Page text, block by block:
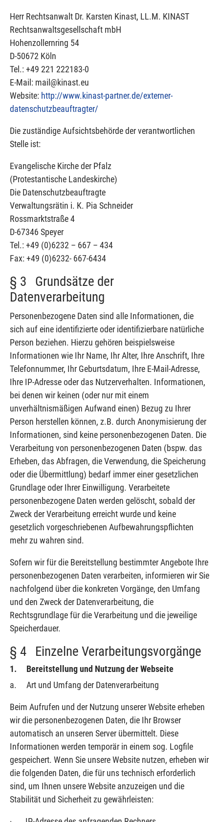
Herr Rechtsanwalt Dr. Karsten Kinast, LL.M. KINAST
Rechtsanwaltsgesellschaft mbH
Hohenzollernring 54
D-50672 Köln
Tel.: +49 221 222183-0
E-Mail: mail@kinast.eu
Website: http://www.kinast-partner.de/externer-
datenschutzbeauftragter/
Die zuständige Aufsichtsbehörde der verantwortlichen
Stelle ist:
Evangelische Kirche der Pfalz
(Protestantische Landeskirche)
Die Datenschutzbeauftragte
Verwaltungsrätin i. K. Pia Schneider
Rossmarktstraße 4
D-67346 Speyer
Tel.: +49 (0)6232 – 667 – 434
Fax: +49 (0)6232- 667-6434
§ 3 Grundsätze der
Datenverarbeitung
Personenbezogene Daten sind alle Informationen, die
sich auf eine identifizierte oder identifizierbare natürliche
Person beziehen. Hierzu gehören beispielsweise
Informationen wie Ihr Name, Ihr Alter, Ihre Anschrift, Ihre
Telefonnummer, Ihr Geburtsdatum, Ihre E-Mail-Adresse,
Ihre IP-Adresse oder das Nutzerverhalten. Informationen,
bei denen wir keinen (oder nur mit einem
unverhältnismäßigen Aufwand einen) Bezug zu Ihrer
Person herstellen können, z.B. durch Anonymisierung der
Informationen, sind keine personenbezogenen Daten. Die
Verarbeitung von personenbezogenen Daten (bspw. das
Erheben, das Abfragen, die Verwendung, die Speicherung
oder die Übermittlung) bedarf immer einer gesetzlichen
Grundlage oder Ihrer Einwilligung. Verarbeitete
personenbezogene Daten werden gelöscht, sobald der
Zweck der Verarbeitung erreicht wurde und keine
gesetzlich vorgeschriebenen Aufbewahrungspflichten
mehr zu wahren sind.
Sofern wir für die Bereitstellung bestimmter Angebote Ihre
personenbezogenen Daten verarbeiten, informieren wir Sie
nachfolgend über die konkreten Vorgänge, den Umfang
und den Zweck der Datenverarbeitung, die
Rechtsgrundlage für die Verarbeitung und die jeweilige
Speicherdauer.
§ 4 Einzelne Verarbeitungsvorgänge
1. Bereitstellung und Nutzung der Webseite
a. Art und Umfang der Datenverarbeitung
Beim Aufrufen und der Nutzung unserer Website erheben
wir die personenbezogenen Daten, die Ihr Browser
automatisch an unseren Server übermittelt. Diese
Informationen werden temporär in einem sog. Logfile
gespeichert. Wenn Sie unsere Website nutzen, erheben wir
die folgenden Daten, die für uns technisch erforderlich
sind, um Ihnen unsere Website anzuzeigen und die
Stabilität und Sicherheit zu gewährleisten: